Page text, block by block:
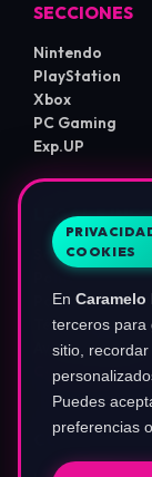
SECCIONES
Nintendo
PlayStation
Xbox
PC Gaming
Exp.UP
LEGAL E
Sobre Nosotros
Política de
Política de
Términos de
Aviso de
Configurar
COMUNIDAD
COOKIES
En Caramelo
terceros para
sitio,
Puedes
preferencias